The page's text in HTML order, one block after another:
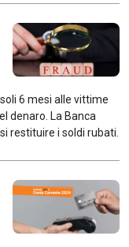
6 mesi alle vittime
denaro. La Banca
restituire i soldi rubati.